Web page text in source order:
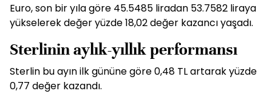
Euro, son bir yıla göre 45.5485 liradan 53.7582 liraya
yükselerek değer yüzde 18,02 değer kazancı yaşadı.
Sterlinin aylık-yıllık performansı
Sterlin bu ayın ilk gününe göre 0,48 TL artarak yüzde
0,77 değer kazandı.